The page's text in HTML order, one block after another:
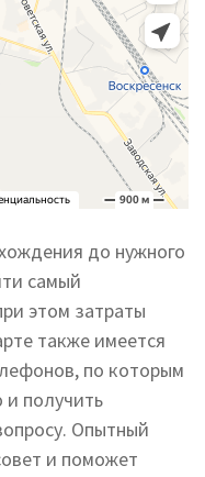
до нужного
самый
этом затраты
также имеется
по которым
получить
Опытный
и поможет